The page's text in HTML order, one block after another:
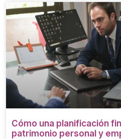
Cómo una planificación
patrimonio personal y